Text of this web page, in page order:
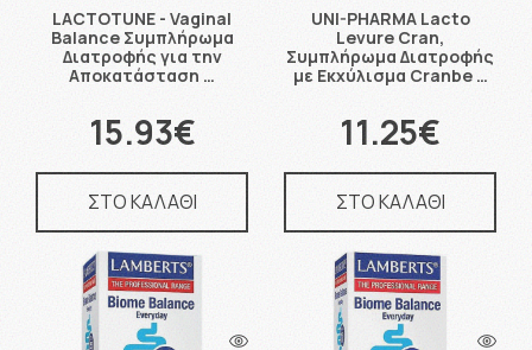
LACTOTUNE - Vaginal
Balance Συμπλήρωμα
Διατροφής για την
Αποκατάσταση …
15.93€
ΣΤΟ ΚΑΛΑΘΙ
UNI-PHARMA Lacto
Levure Cran,
Συμπλήρωμα Διατροφής
με Εκχύλισμα Cranbe …
11.25€
ΣΤΟ ΚΑΛΑΘΙ